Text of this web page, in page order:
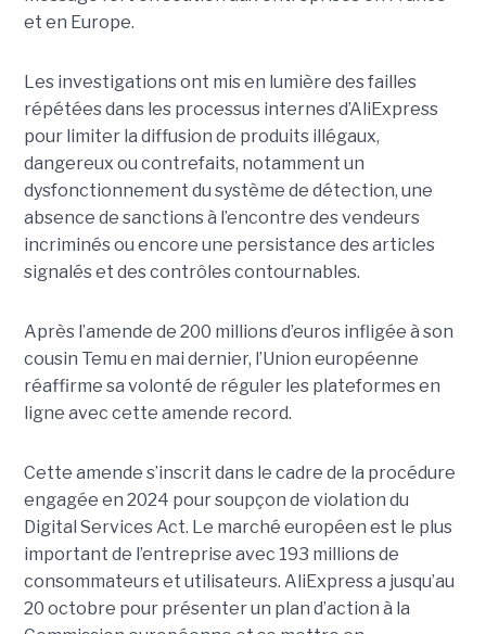
et en Europe.
Les investigations ont mis en lumière des failles
répétées dans les processus internes d’AliExpress
pour limiter la diffusion de produits illégaux,
dangereux ou contrefaits, notamment un
dysfonctionnement du système de détection, une
absence de sanctions à l’encontre des vendeurs
incriminés ou encore une persistance des articles
signalés et des contrôles contournables.
Après l’amende de 200 millions d’euros infligée à son
cousin Temu en mai dernier, l’Union européenne
réaffirme sa volonté de réguler les plateformes en
ligne avec cette amende record.
Cette amende s’inscrit dans le cadre de la procédure
engagée en 2024 pour soupçon de violation du
Digital Services Act. Le marché européen est le plus
important de l’entreprise avec 193 millions de
consommateurs et utilisateurs. AliExpress a jusqu’au
20 octobre pour présenter un plan d’action à la